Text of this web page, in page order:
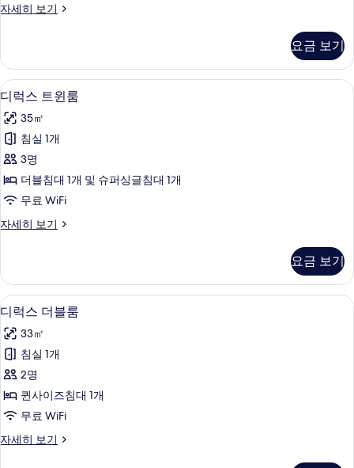
사
모
두
보
기
자세히 보기
스
트
윈
룸
자
세
히
보
기
요금 보기
디
럭
스
트
윈
룸
진
두
보
기
디럭스 트윈룸 | 고급 침구, 책상, 무료
9
디럭스 트윈룸
35㎡
침실 1개
3명
더블침대 1개 및 슈퍼싱글침대 1개
무료 WiFi
자세히 보기
디
윈
룸
자
세
히
보
기
요금 보기
디
럭
스
더
블
룸
진
디럭스 더블룸 | 고급 침구, 책상, 무료
10
디럭스 더블룸
33㎡
침실 1개
2명
퀸사이즈침대 1개
무료 WiFi
자세히 보기
디